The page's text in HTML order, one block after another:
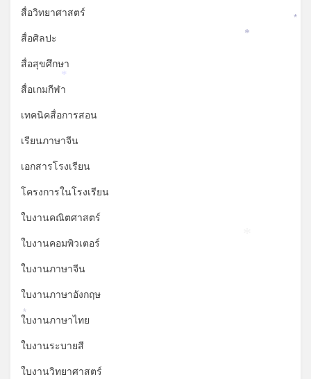
สื่อวิทยาศาสตร์
สื่อศิลปะ
สื่อสุขศึกษา
สื่อเกมกีฬา
เทคนิคสื่อการสอน
เรียนภาษาจีน
เอกสารโรงเรียน
โครงการในโรงเรียน
ใบงานคณิตศาสตร์
ใบงานคอมพิวเตอร์
ใบงานภาษาจีน
ใบงานภาษาอังกฤษ
ใบงานภาษาไทย
ใบงานระบายสี
ใบงานวิทยาศาสตร์
*